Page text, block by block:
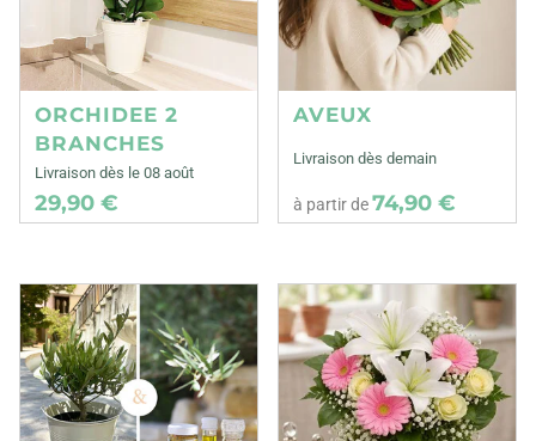
ORCHIDEE 2
BRANCHES
Livraison dès le 08 août
29,90 €
AVEUX
Livraison dès demain
à partir de74,90 €